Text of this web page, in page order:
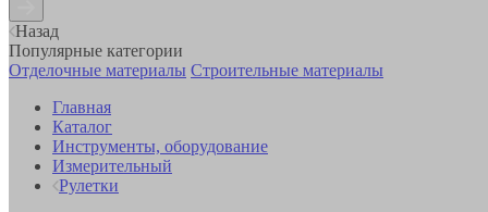
Назад
Популярные категории
Отделочные материалы Строительные материалы
Главная
Каталог
Инструменты, оборудование
Измерительный
Рулетки